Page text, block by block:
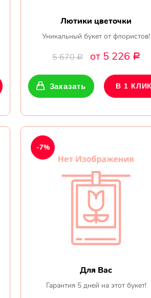
Лютики цветочки
Уникальный букет от флористов!
5 670Р от 5 226 Р
Заказать В 1 КЛИК
Для Вас
Гарантия 5 дней на этот букет!
-7%